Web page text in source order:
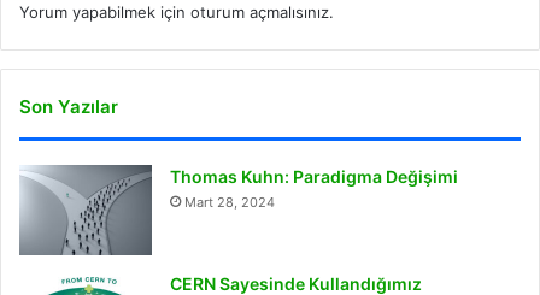
Yorum yapabilmek için oturum açmalısınız.
Son Yazılar
Thomas Kuhn: Paradigma Değişimi
Mart 28, 2024
CERN Sayesinde Kullandığımız